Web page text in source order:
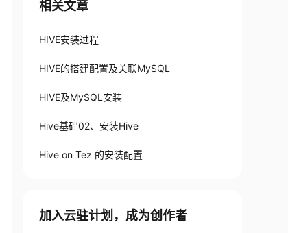
相关文章
HIVE安装过程
HIVE的搭建配置及关联MySQL
HIVE及MySQL安装
Hive基础02、安装Hive
Hive on Tez 的安装配置
加入云驻计划，成为创作者